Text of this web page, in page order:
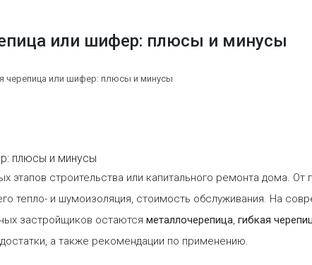
или шифер: плюсы и минусы
черепица или шифер: плюсы и минусы
строительства или капитального ремонта дома. От
тепло- и шумоизоляция, стоимость обслуживания. На
застройщиков остаются металлочерепица, гибкая
а также рекомендации по применению.